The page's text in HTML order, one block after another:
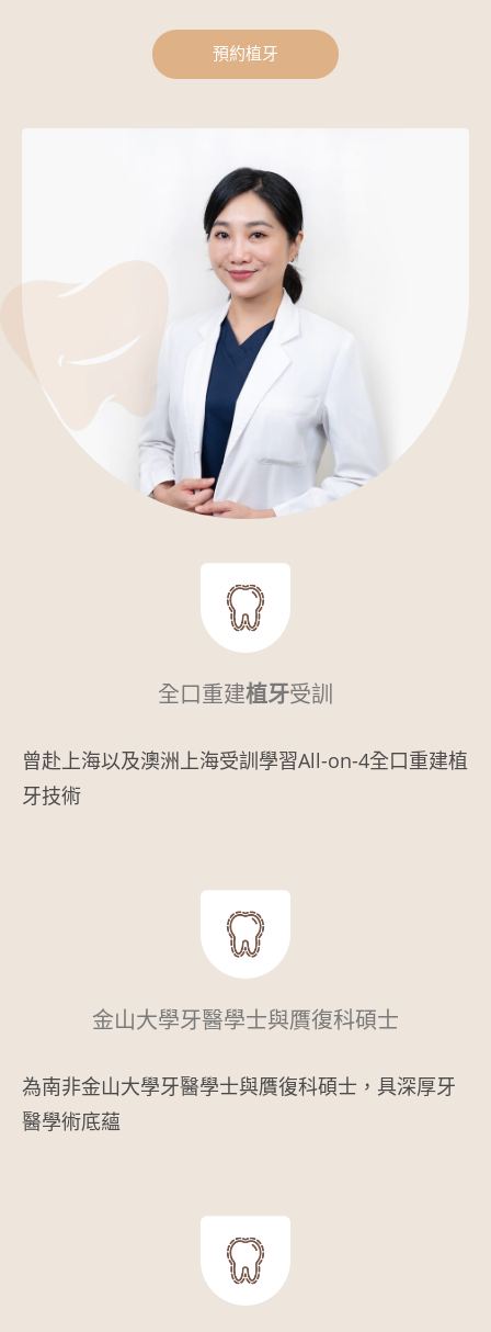
預約植牙
全口重建植牙受訓
曾赴上海以及澳洲上海受訓學習All-on-4全口重建植
牙技術
金山大學牙醫學士與贋復科碩士
為南非金山大學牙醫學士與贋復科碩士，具深厚牙
醫學術底蘊